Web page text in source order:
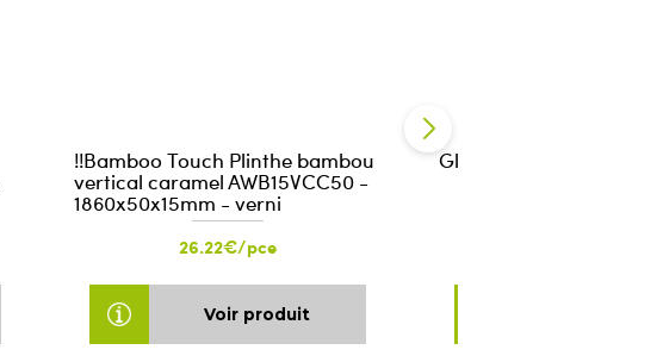
!!Bamboo Touch Plinthe bambou
vertical caramel AWB15VCC50 -
1860x50x15mm - verni
26.22€/pce
Voir produit
Glue Ultrabond S 955